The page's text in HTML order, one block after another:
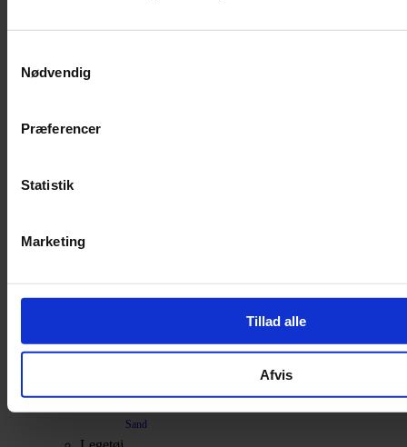
Nødvendig
Præferencer
Statistik
Marketing
Tillad alle
Afvis
Bark
Spelt
Vat
Sand